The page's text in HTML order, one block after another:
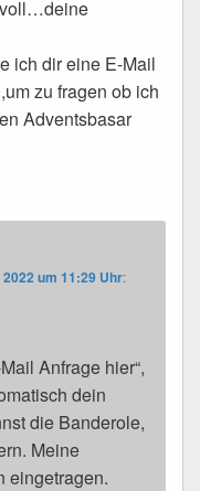
ich dir eine E-Mail
zu fragen ob ich
Adventsbasar
um 11:29 Uhr:
Anfrage hier“,
dein
die Banderole,
Meine
eingetragen.